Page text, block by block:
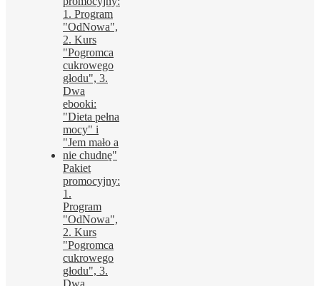
Pakiet
promocyjny:
1.
Program
"OdNowa",
2. Kurs
"Pogromca
cukrowego
głodu", 3.
Dwa